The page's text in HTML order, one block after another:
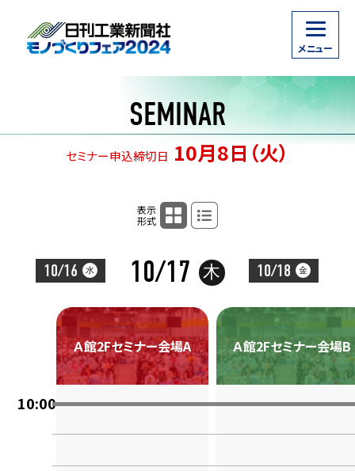
SEMINAR
セミナー申込締切日 10月8日（火）
表示
形式
タイムテーブル表示
10/16 水 10/17 木 10/18 金
10:00
Ａ館2Fセミナー会場A Ａ館2Fセミナー会場B